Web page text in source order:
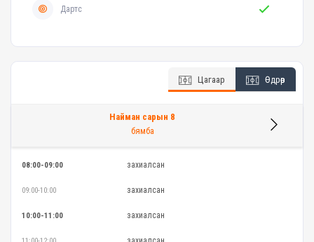
Дартс
Цагаар Өдрөөр
Найман сарын 8
бямба
08:00-09:00 захиалсан
09:00-10:00 захиалсан
10:00-11:00 захиалсан